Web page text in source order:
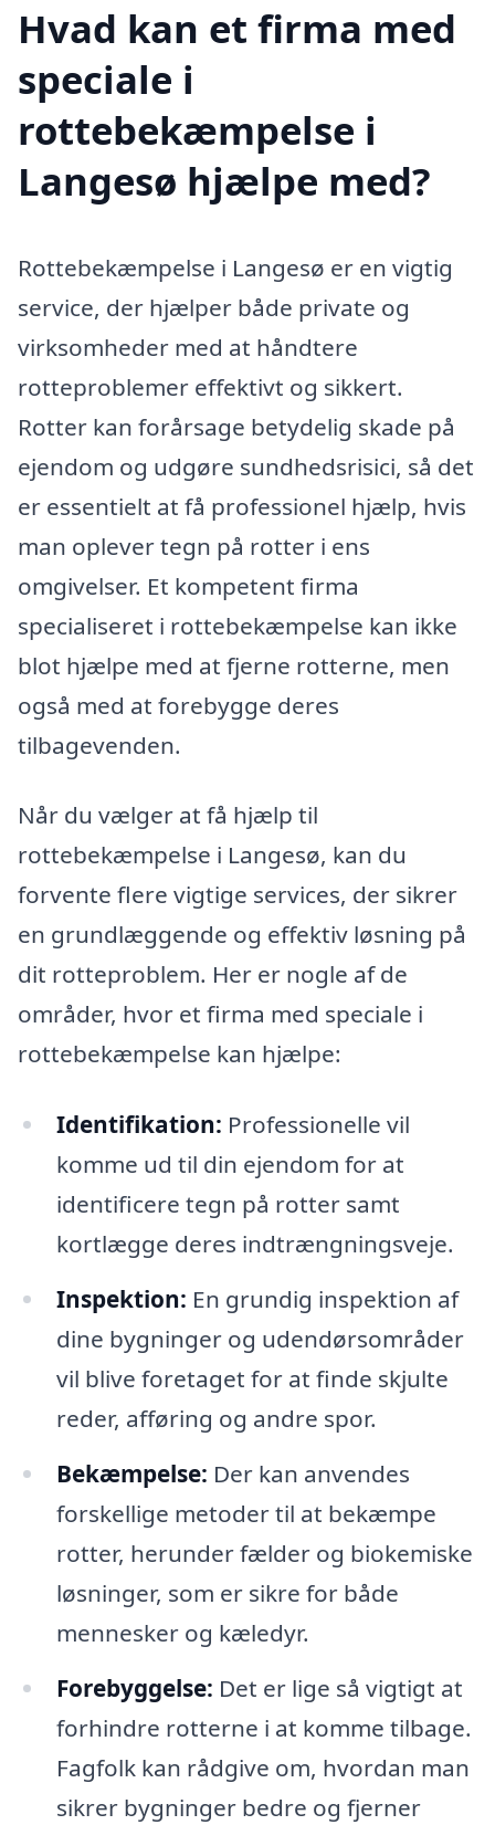
Hvad kan et firma med
speciale i
rottebekæmpelse i
Langesø hjælpe med?
Rottebekæmpelse i Langesø er en vigtig
service, der hjælper både private og
virksomheder med at håndtere
rotteproblemer effektivt og sikkert.
Rotter kan forårsage betydelig skade på
ejendom og udgøre sundhedsrisici, så det
er essentielt at få professionel hjælp, hvis
man oplever tegn på rotter i ens
omgivelser. Et kompetent firma
specialiseret i rottebekæmpelse kan ikke
blot hjælpe med at fjerne rotterne, men
også med at forebygge deres
tilbagevenden.
Når du vælger at få hjælp til
rottebekæmpelse i Langesø, kan du
forvente flere vigtige services, der sikrer
en grundlæggende og effektiv løsning på
dit rotteproblem. Her er nogle af de
områder, hvor et firma med speciale i
rottebekæmpelse kan hjælpe:
Identifikation: Professionelle vil
komme ud til din ejendom for at
identificere tegn på rotter samt
kortlægge deres indtrængningsveje.
Inspektion: En grundig inspektion af
dine bygninger og udendørsområder
vil blive foretaget for at finde skjulte
reder, afføring og andre spor.
Bekæmpelse: Der kan anvendes
forskellige metoder til at bekæmpe
rotter, herunder fælder og biokemiske
løsninger, som er sikre for både
mennesker og kæledyr.
Forebyggelse: Det er lige så vigtigt at
forhindre rotterne i at komme tilbage.
Fagfolk kan rådgive om, hvordan man
sikrer bygninger bedre og fjerner